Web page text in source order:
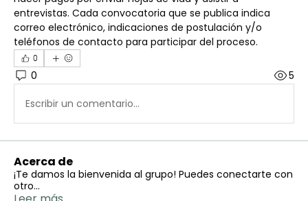
entrevistas. Cada convocatoria que se publica indica
correo electrónico, indicaciones de postulación y/o
teléfonos de contacto para participar del proceso.
0
0 5
Escribir un comentario...
Acerca de
¡Te damos la bienvenida al grupo! Puedes conectarte con
otro...